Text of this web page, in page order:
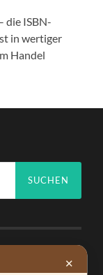
die ISBN-
in wertiger
Handel
✕